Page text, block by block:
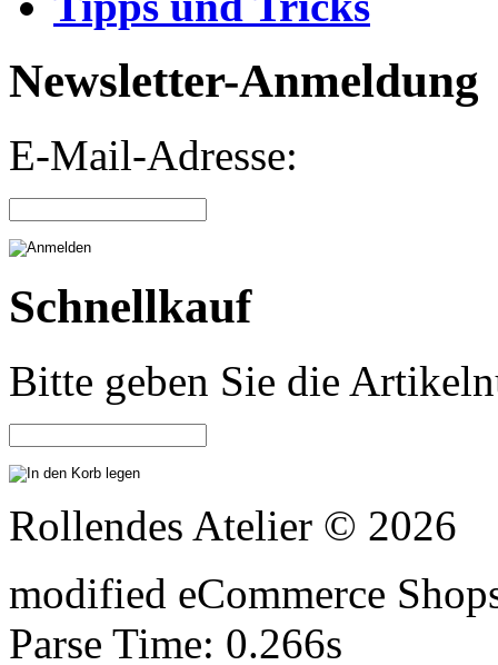
Newsletter-Anmeldung
E-Mail-Adresse:
Schnellkauf
Bitte geben Sie die
Rollendes Atelier © 2026
modified eCommerce
Parse Time: 0.266s